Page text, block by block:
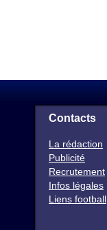
Contacts
La rédaction
Publicité
Recrutement
Infos légales
Liens football